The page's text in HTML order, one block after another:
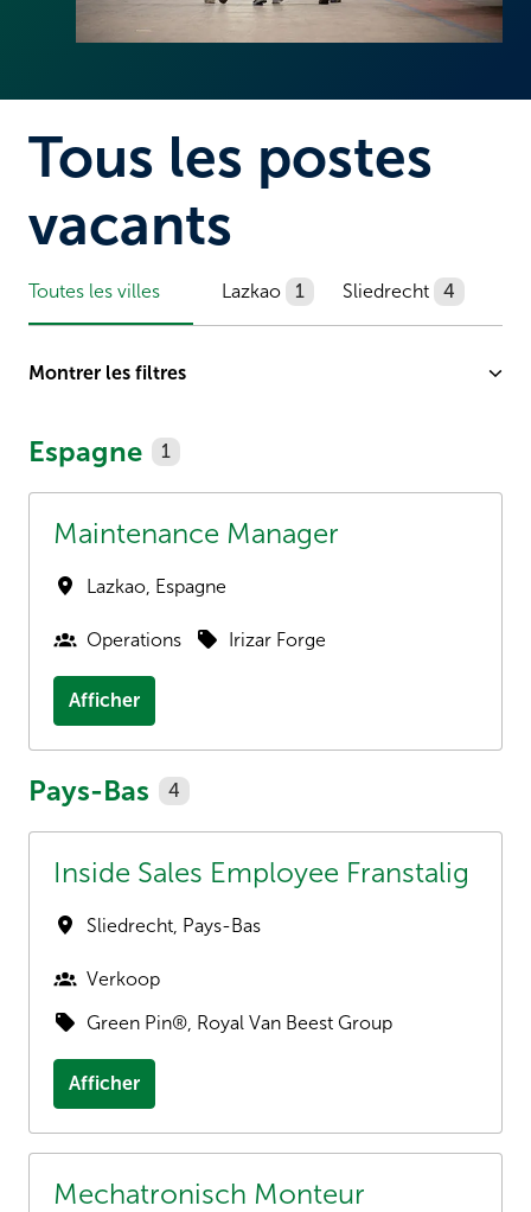
Tous les postes
vacants
Toutes les villes Lazkao 1 Sliedrecht 4
Montrer les filtres
Espagne 1
Maintenance Manager
Lazkao, Espagne
Operations Irizar Forge
Afficher
Pays-Bas 4
Inside Sales Employee Franstalig
Sliedrecht, Pays-Bas
Verkoop
Green Pin®, Royal Van Beest Group
Afficher
Mechatronisch Monteur